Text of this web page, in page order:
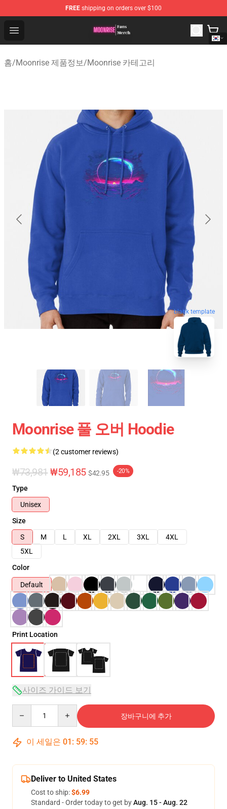
FREE shipping on orders over $100
Open menu
Moonrise Store - Official Moonrise Merchandise Shop
홈/Moonrise 제품정보/Moonrise 카테고리
blank template
Moonrise 풀 오버 Hoodie
(2 customer reviews)
₩73,981 ₩59,185 $42.95 -20%
Type
Unisex
Size
S
M L XL 2XL 3XL
4XL
5XL
Color
Default
Print Location
사이즈 가이드 보기
장바구니에 추가
이 세일은 01 : 59: 54
Deliver to United States
Cost to ship:$6.99
Standard - Order today to get byAug. 15 - Aug. 22